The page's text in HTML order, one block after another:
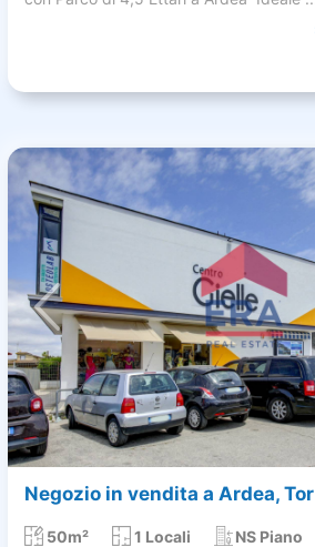
Negozio in vendita a Ardea,
50m² 1 Locali NS Piano